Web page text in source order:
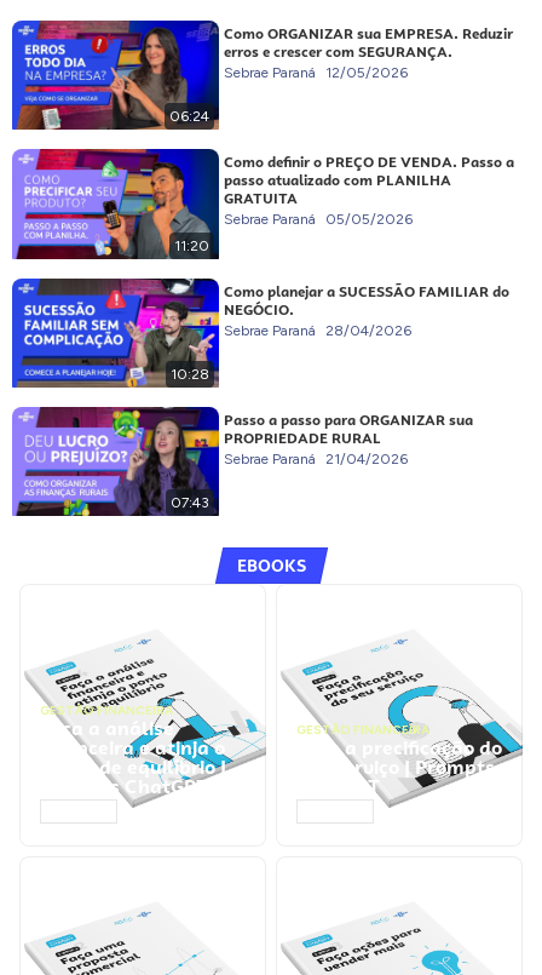
06:24
Como ORGANIZAR sua EMPRESA. Reduzir
erros e crescer com SEGURANÇA.
Sebrae Paraná 12/05/2026
11:20
Como definir o PREÇO DE VENDA. Passo a
passo atualizado com PLANILHA
GRATUITA
Sebrae Paraná 05/05/2026
10:28
Como planejar a SUCESSÃO FAMILIAR do
NEGÓCIO.
Sebrae Paraná 28/04/2026
07:43
Passo a passo para ORGANIZAR sua
PROPRIEDADE RURAL
Sebrae Paraná 21/04/2026
EBOOKS
GESTÃO FINANCEIRA
Faça a análise
financeira e atinja o
ponto de equilíbrio |
Prompts ChatGPT
GESTÃO FINANCEIRA
Faça a precificação do
seu serviço | Prompts
ChatGPT